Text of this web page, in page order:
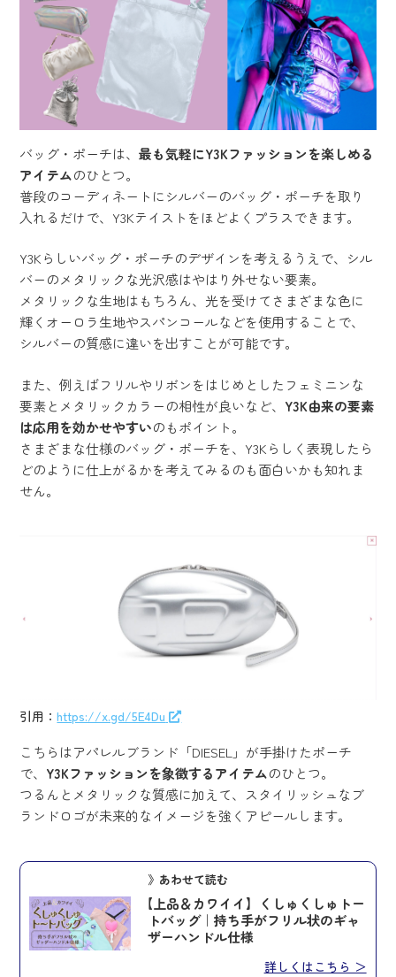
バッグ・ポーチは、最も気軽にY3Kファッションを楽しめる
アイテムのひとつ。
普段のコーディネートにシルバーのバッグ・ポーチを取り
入れるだけで、Y3Kテイストをほどよくプラスできます。
Y3Kらしいバッグ・ポーチのデザインを考えるうえで、シル
バーのメタリックな光沢感はやはり外せない要素。
メタリックな生地はもちろん、光を受けてさまざまな色に
輝くオーロラ生地やスパンコールなどを使用することで、
シルバーの質感に違いを出すことが可能です。
また、例えばフリルやリボンをはじめとしたフェミニンな
要素とメタリックカラーの相性が良いなど、 Y3K由来の要素
は応用を効かせやすいのもポイント。
さまざまな仕様のバッグ・ポーチを、Y3Kらしく表現したら
どのように仕上がるかを考えてみるのも面白いかも知れま
せん。
引用：https://x.gd/5E4Du
こちらはアパレルブランド「DIESEL」が手掛けたポーチ
で、 Y3Kファッションを象徴するアイテムのひとつ。
つるんとメタリックな質感に加えて、スタイリッシュなブ
ランドロゴが未来的なイメージを強くアピールします。
》あわせて読む
【上品＆カワイイ】くしゅくしゅトー
トバッグ｜持ち手がフリル状のギャ
ザーハンドル仕様
詳しくはこちら ＞